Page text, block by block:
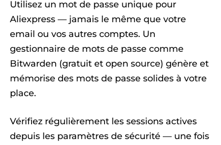
Utilisez un mot de passe unique pour
Aliexpress — jamais le même que votre
email ou vos autres comptes. Un
gestionnaire de mots de passe comme
Bitwarden (gratuit et open source) génère et
mémorise des mots de passe solides à votre
place.
Vérifiez régulièrement les sessions actives
depuis les paramètres de sécurité — une fois